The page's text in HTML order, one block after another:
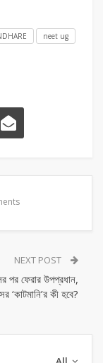
neet ug
NEXT POST
পর ফেরার উপপ্রধান,
‘কাটমানি’র কী হবে?